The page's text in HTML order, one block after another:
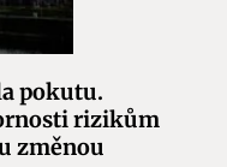
pokutu.
rizikům
změnou